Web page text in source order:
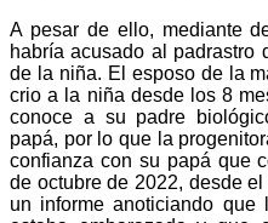
A pesar de ello, mediante
habría acusado al padrastro
de la niña. El esposo de la
crio a la niña desde los 8
conoce a su padre
papá, por lo que la
confianza con su papá que
de octubre de 2022, desde
un informe anoticiando